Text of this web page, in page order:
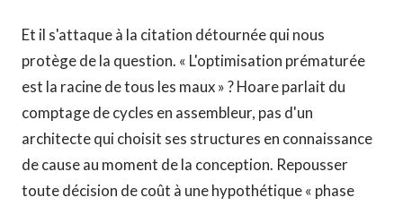
Et il s'attaque à la citation détournée qui nous
protège de la question. « L'optimisation prématurée
est la racine de tous les maux » ? Hoare parlait du
comptage de cycles en assembleur, pas d'un
architecte qui choisit ses structures en connaissance
de cause au moment de la conception. Repousser
toute décision de coût à une hypothétique « phase